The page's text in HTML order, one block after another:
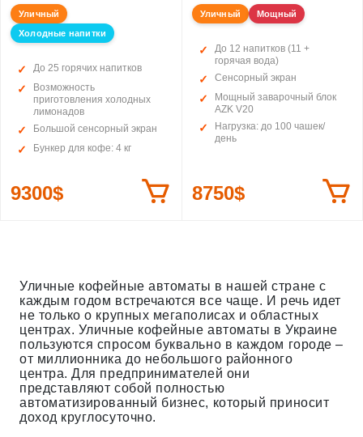
Уличный
Холодные напитки
До 25 горячих напитков
Возможность
приготовления холодных
лимонадов
Большой сенсорный экран
Бункер для кофе: 4 кг
9300$
Уличный Мощный
До 12 напитков (11 +
горячая вода)
Сенсорный экран
Мощный заварочный блок
AZK V20
Нагрузка: до 100 чашек/
день
8750$
Уличные кофейные автоматы в нашей стране с
каждым годом встречаются все чаще. И речь идет
не только о крупных мегаполисах и областных
центрах. Уличные кофейные автоматы в Украине
пользуются спросом буквально в каждом городе –
от миллионника до небольшого районного
центра. Для предпринимателей они
представляют собой полностью
автоматизированный бизнес, который приносит
доход круглосуточно.